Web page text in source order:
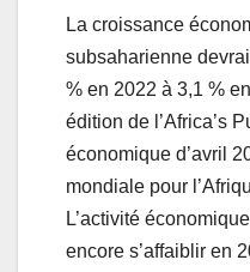
La croissance
subsaharienne
% en 2022 à 3,1 %
édition de l’Africa’s
économique d’avril
mondiale pour
L’activité
encore s’affaiblir en